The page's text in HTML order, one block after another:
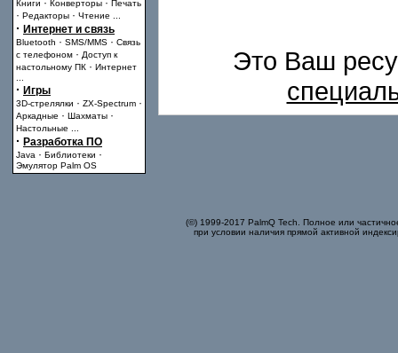
Книги · Конверторы · Печать
· Редакторы · Чтение
· Интернет и связь
Bluetooth · SMS/MMS · Связь
с телефоном · Доступ к
настольному ПК · Интернет
· Игры
3D-стрелялки · ZX-Spectrum ·
Аркадные · Шахматы ·
Настольные
· Разработка ПО
Java · Библиотеки ·
Эмулятор Palm OS
Это Ваш
(©) 1999-2017 PalmQ Tech. Полное или
при условии наличия прямой активной